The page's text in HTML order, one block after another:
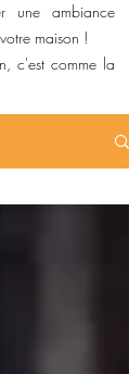
une ambiance
maison !
c'est comme la